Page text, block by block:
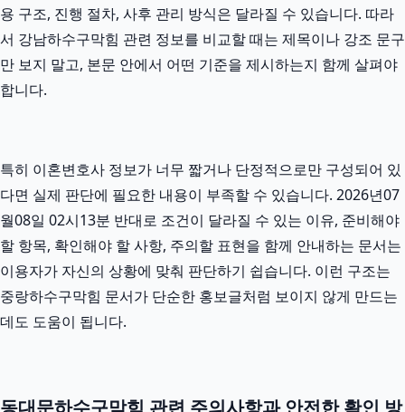
용 구조, 진행 절차, 사후 관리 방식은 달라질 수 있습니다. 따라
서 강남하수구막힘 관련 정보를 비교할 때는 제목이나 강조 문구
만 보지 말고, 본문 안에서 어떤 기준을 제시하는지 함께 살펴야
합니다.
특히 이혼변호사 정보가 너무 짧거나 단정적으로만 구성되어 있
다면 실제 판단에 필요한 내용이 부족할 수 있습니다. 2026년07
월08일 02시13분 반대로 조건이 달라질 수 있는 이유, 준비해야
할 항목, 확인해야 할 사항, 주의할 표현을 함께 안내하는 문서는
이용자가 자신의 상황에 맞춰 판단하기 쉽습니다. 이런 구조는
중랑하수구막힘 문서가 단순한 홍보글처럼 보이지 않게 만드는
데도 도움이 됩니다.